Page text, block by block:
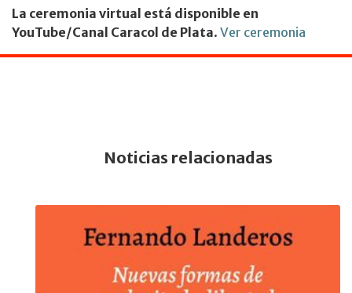
La ceremonia virtual está disponible en
YouTube/Canal Caracol de Plata. Ver ceremonia
Noticias relacionadas